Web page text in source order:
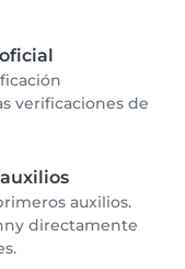
verificaciones de
auxilios.
directamente